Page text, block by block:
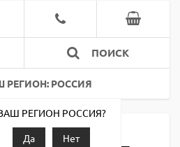
ПОИСК
РЕГИОН: РОССИЯ
РЕГИОН РОССИЯ?
Да
Нет